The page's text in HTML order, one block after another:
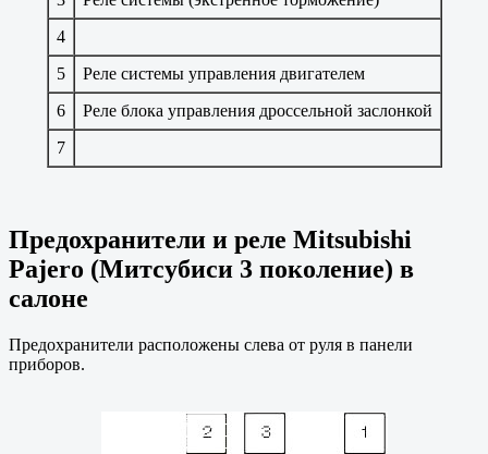
4
5
Реле системы управления двигателем
6
Реле блока управления дроссельной заслонкой
7
Предохранители и реле Mitsubishi
Pajero (Митсубиси 3 поколение) в
салоне
Предохранители расположены слева от руля в панели
приборов.